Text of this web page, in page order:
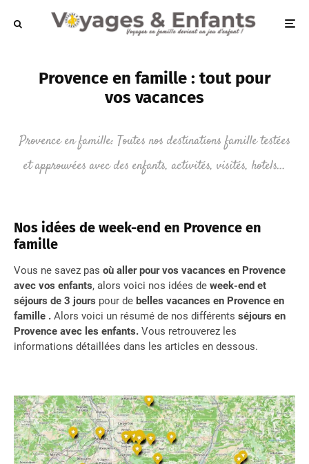
Provence en famille : tout pour
vos vacances
Provence en famille: Toutes nos destinations famille testées
et approuvées avec des enfants, activités, visités, hotels...
Nos idées de week-end en Provence en
famille
Vous ne savez pas où aller pour vos vacances en Provence
avec vos enfants, alors voici nos idées de week-end et
séjours de 3 jours pour de belles vacances en Provence en
famille . Alors voici un résumé de nos différents séjours en
Provence avec les enfants. Vous retrouverez les
informations détaillées dans les articles en dessous.